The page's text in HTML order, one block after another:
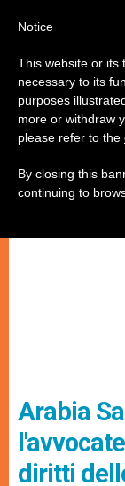
Arabia
diritti
Notice
This website or its
necessary to its
purposes
more or withdraw
please refer to the
By closing this
continuing to